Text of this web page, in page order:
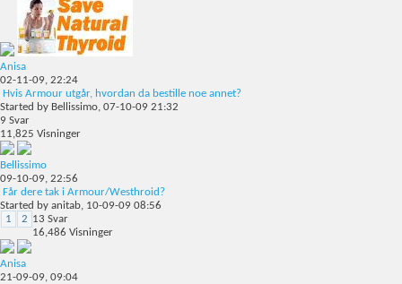
Anisa
02-11-09, 22:24
Hvis Armour utgår, hvordan da bestille noe annet?
Started by Bellissimo, 07-10-09 21:32
9 Svar
11,825 Visninger
Bellissimo
09-10-09, 22:56
Får dere tak i Armour/Westhroid?
Started by anitab, 10-09-09 08:56
1
2 13 Svar
16,486 Visninger
Anisa
21-09-09, 09:04